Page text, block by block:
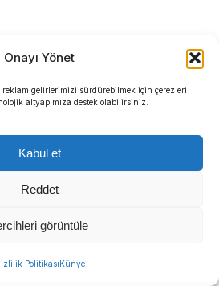
Onayı Yönet
gelirlerimizi sürdürebilmek için çerezleri
altyapımıza destek olabilirsiniz.
Kabul et
Reddet
görüntüle
PolitikasıKünye
kullanılması için adım, e-
adresim bu tarayıcıya